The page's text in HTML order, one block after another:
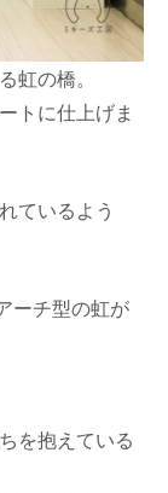
虹の橋。
トに仕上げま
ているよう
ーチ型の虹が
を抱えている